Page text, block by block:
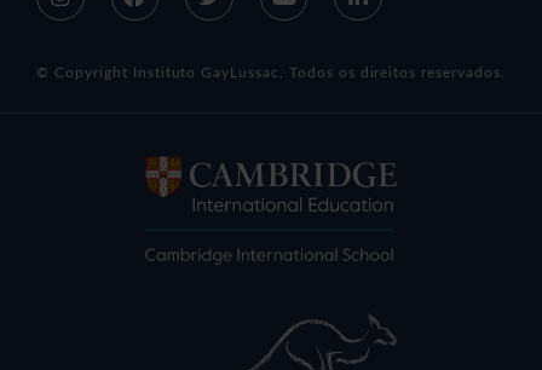
© Copyright Instituto GayLussac. Todos os direitos reservados.